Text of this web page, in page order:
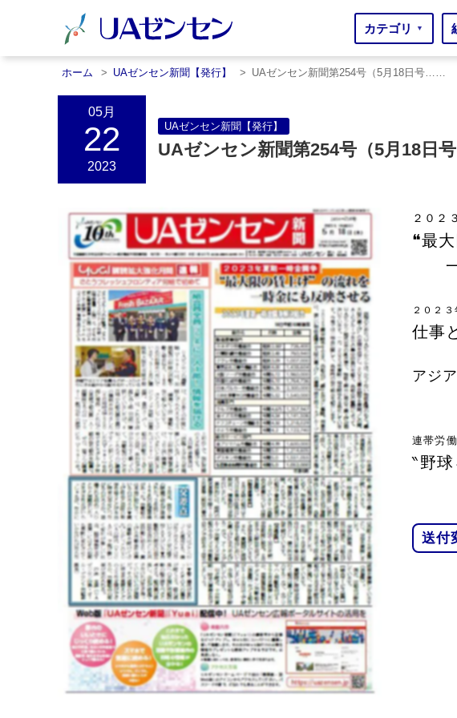
カテゴリ ▼
ホーム UAゼンセン新聞【発行】 UAゼンセン新聞第254号（5月18日号……
05月
22
2023
UAゼンセン新聞【発行】
UAゼンセン新聞第254号（5月18日
２０２
❝最
一
２０２
仕事
アジ
さ
連帯労
‶野
送付